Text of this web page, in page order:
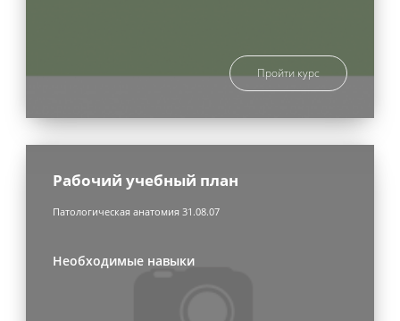
Пройти курс
Рабочий учебный план
Патологическая анатомия 31.08.07
Необходимые навыки